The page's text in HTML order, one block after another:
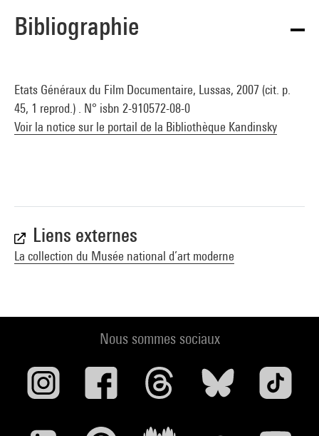
Bibliographie
Etats Généraux du Film Documentaire, Lussas, 2007 (cit. p.
45, 1 reprod.) . N° isbn 2-910572-08-0
Voir la notice sur le portail de la Bibliothèque Kandinsky
Liens externes
La collection du Musée national d’art moderne
Nous sommes sociaux